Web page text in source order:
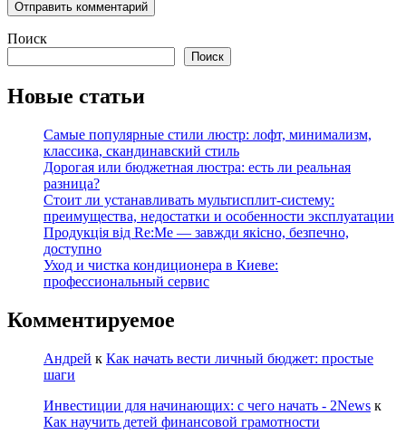
Поиск
Поиск
Новые статьи
Самые популярные стили люстр: лофт, минимализм,
классика, скандинавский стиль
Дорогая или бюджетная люстра: есть ли реальная
разница?
Стоит ли устанавливать мультисплит-систему:
преимущества, недостатки и особенности эксплуатации
Продукція від Re:Me — завжди якісно, безпечно,
доступно
Уход и чистка кондиционера в Киеве:
профессиональный сервис
Комментируемое
Андрей к Как начать вести личный бюджет: простые
шаги
Инвестиции для начинающих: с чего начать - 2News к
Как научить детей финансовой грамотности